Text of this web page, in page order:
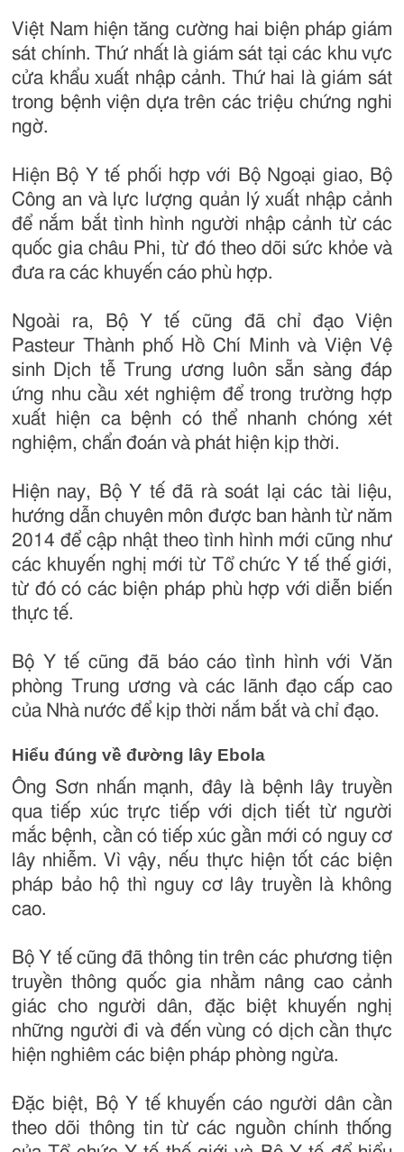
Việt Nam hiện tăng cường hai biện pháp giám
sát chính. Thứ nhất là giám sát tại các khu vực
cửa khẩu xuất nhập cảnh. Thứ hai là giám sát
trong bệnh viện dựa trên các triệu chứng nghi
ngờ.
Hiện Bộ Y tế phối hợp với Bộ Ngoại giao, Bộ
Công an và lực lượng quản lý xuất nhập cảnh
để nắm bắt tình hình người nhập cảnh từ các
quốc gia châu Phi, từ đó theo dõi sức khỏe và
đưa ra các khuyến cáo phù hợp.
Ngoài ra, Bộ Y tế cũng đã chỉ đạo Viện
Pasteur Thành phố Hồ Chí Minh và Viện Vệ
sinh Dịch tễ Trung ương luôn sẵn sàng đáp
ứng nhu cầu xét nghiệm để trong trường hợp
xuất hiện ca bệnh có thể nhanh chóng xét
nghiệm, chẩn đoán và phát hiện kịp thời.
Hiện nay, Bộ Y tế đã rà soát lại các tài liệu,
hướng dẫn chuyên môn được ban hành từ năm
2014 để cập nhật theo tình hình mới cũng như
các khuyến nghị mới từ Tổ chức Y tế thế giới,
từ đó có các biện pháp phù hợp với diễn biến
thực tế.
Bộ Y tế cũng đã báo cáo tình hình với Văn
phòng Trung ương và các lãnh đạo cấp cao
của Nhà nước để kịp thời nắm bắt và chỉ đạo.
Hiểu đúng về đường lây Ebola
Ông Sơn nhấn mạnh, đây là bệnh lây truyền
qua tiếp xúc trực tiếp với dịch tiết từ người
mắc bệnh, cần có tiếp xúc gần mới có nguy cơ
lây nhiễm. Vì vậy, nếu thực hiện tốt các biện
pháp bảo hộ thì nguy cơ lây truyền là không
cao.
Bộ Y tế cũng đã thông tin trên các phương tiện
truyền thông quốc gia nhằm nâng cao cảnh
giác cho người dân, đặc biệt khuyến nghị
những người đi và đến vùng có dịch cần thực
hiện nghiêm các biện pháp phòng ngừa.
Đặc biệt, Bộ Y tế khuyến cáo người dân cần
theo dõi thông tin từ các nguồn chính thống